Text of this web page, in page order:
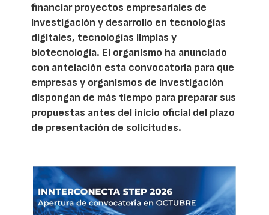
financiar proyectos empresariales de
investigación y desarrollo en tecnologías
digitales, tecnologías limpias y
biotecnología. El organismo ha anunciado
con antelación esta convocatoria para que
empresas y organismos de investigación
dispongan de más tiempo para preparar sus
propuestas antes del inicio oficial del plazo
de presentación de solicitudes.